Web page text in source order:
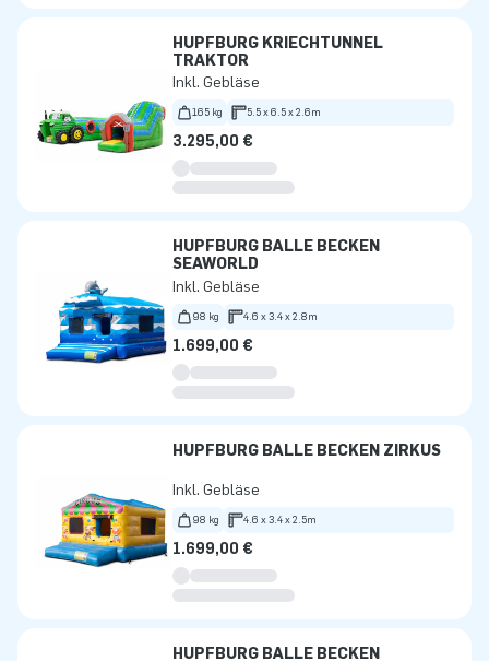
HÜPFBURG KRIECHTUNNEL
TRAKTOR
Inkl. Gebläse
165 kg 5.5 x 6.5 x 2.6m
3.295,00 €
HÜPFBURG BÄLLE BECKEN
SEAWORLD
Inkl. Gebläse
98 kg 4.6 x 3.4 x 2.8m
1.699,00 €
HÜPFBURG BÄLLE BECKEN ZIRKUS
Inkl. Gebläse
98 kg 4.6 x 3.4 x 2.5m
1.699,00 €
HÜPFBURG BÄLLE BECKEN